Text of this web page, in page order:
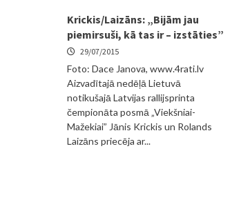
Krickis/Laizāns: „Bijām jau
piemirsuši, kā tas ir – izstāties”
29/07/2015
Foto: Dace Janova, www.4rati.lv
Aizvadītajā nedēļā Lietuvā
notikušajā Latvijas rallijsprinta
čempionāta posmā „Viekšniai-
Mažekiai” Jānis Krickis un Rolands
Laizāns priecēja ar...